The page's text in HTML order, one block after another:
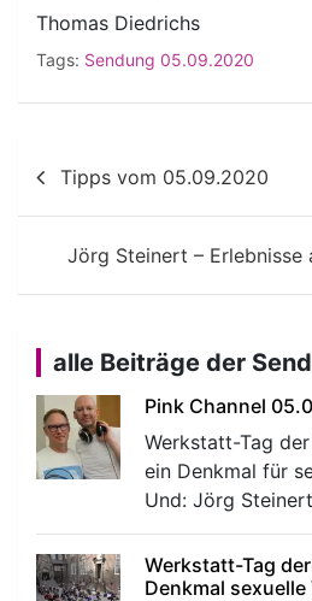
Thomas Diedrichs
Tags: Sendung 05.09.2020
Tipps vom 05.09.2020
Jörg Steinert – Erlebnisse
alle Beiträge der
Pink Channel
Werkstatt-Tag
ein Denkmal für
Und: Jörg
Werkstatt-Tag
Denkmal sexuelle